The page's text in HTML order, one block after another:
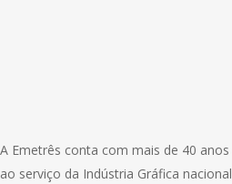
A Emetrês conta com mais de 40
ao serviço da Indústria Gráfica